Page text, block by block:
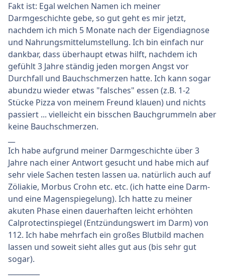
Fakt ist: Egal welchen Namen ich meiner
Darmgeschichte gebe, so gut geht es mir jetzt,
nachdem ich mich 5 Monate nach der Eigendiagnose
und Nahrungsmittelumstellung. Ich bin einfach nur
dankbar, dass überhaupt etwas hilft, nachdem ich
gefühlt 3 Jahre ständig jeden morgen Angst vor
Durchfall und Bauchschmerzen hatte. Ich kann sogar
abundzu wieder etwas "falsches" essen (z.B. 1-2
Stücke Pizza von meinem Freund klauen) und nichts
passiert ... vielleicht ein bisschen Bauchgrummeln aber
keine Bauchschmerzen.
Ich habe aufgrund meiner Darmgeschichte über 3
Jahre nach einer Antwort gesucht und habe mich auf
sehr viele Sachen testen lassen ua. natürlich auch auf
Zöliakie, Morbus Crohn etc. etc. (ich hatte eine Darm-
und eine Magenspiegelung). Ich hatte zu meiner
akuten Phase einen dauerhaften leicht erhöhten
Calprotectinspiegel (Entzündungswert im Darm) von
112. Ich habe mehrfach ein großes Blutbild machen
lassen und soweit sieht alles gut aus (bis sehr gut
sogar).